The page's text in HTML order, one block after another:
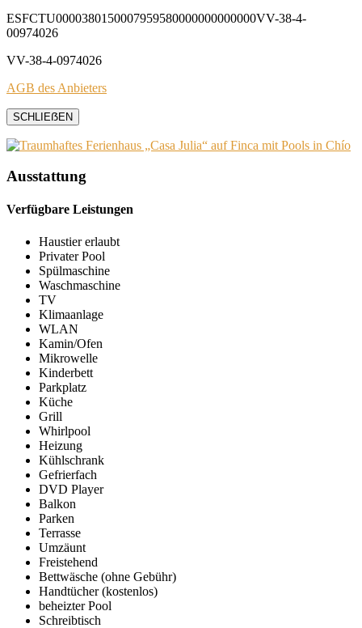
ESFCTU0000380150007959580000000000000VV-38-4-
00974026
VV-38-4-0974026
AGB des Anbieters
SCHLIEẞEN
Ausstattung
Verfügbare Leistungen
Haustier erlaubt
Privater Pool
Spülmaschine
Waschmaschine
TV
Klimaanlage
WLAN
Kamin/Ofen
Mikrowelle
Kinderbett
Parkplatz
Küche
Grill
Whirlpool
Heizung
Kühlschrank
Gefrierfach
DVD Player
Balkon
Parken
Terrasse
Umzäunt
Freistehend
Bettwäsche (ohne Gebühr)
Handtücher (kostenlos)
beheizter Pool
Schreibtisch